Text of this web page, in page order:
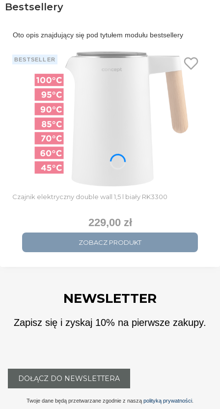
Bestsellery
Oto opis znajdujący się pod tytułem modułu bestsellery
BESTSELLER
Czajnik elektryczny double wall 1,5 l biały RK3300
Cena
229,00 zł
ZOBACZ PRODUKT
NEWSLETTER
Zapisz się i zyskaj 10% na pierwsze zakupy.
DOŁĄCZ DO NEWSLETTERA
Twoje dane będą przetwarzane zgodnie z naszą polityką prywatności